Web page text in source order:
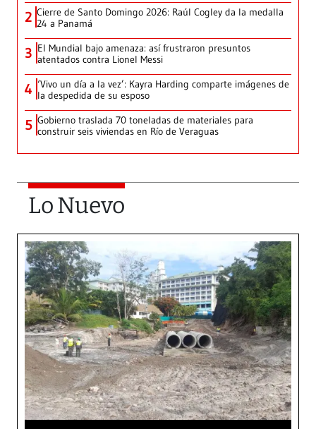
2 Cierre de Santo Domingo 2026: Raúl Cogley da la medalla
24 a Panamá
3 El Mundial bajo amenaza: así frustraron presuntos
atentados contra Lionel Messi
4 ‘Vivo un día a la vez’: Kayra Harding comparte imágenes de
la despedida de su esposo
5 Gobierno traslada 70 toneladas de materiales para
construir seis viviendas en Río de Veraguas
Lo Nuevo